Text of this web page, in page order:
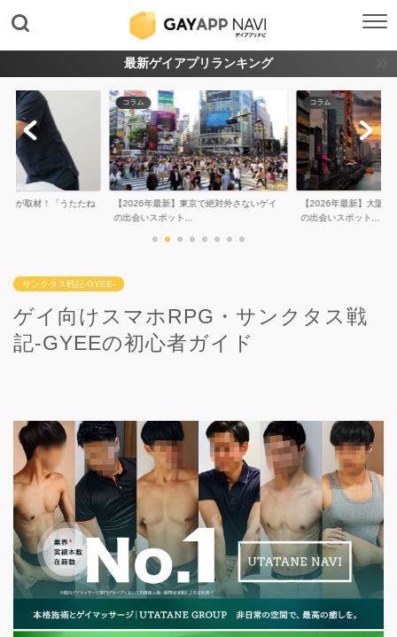
最新ゲイアプリランキング
長が取材！「うたたね
コラム
【2026年最新】東京で絶対外さないゲイ
の出会いスポット...
コラム
【2026年最新】大阪
の出会いスポット...
サンクタス戦記-GYEE-
ゲイ向けスマホRPG・サンクタス戦
記-GYEEの初心者ガイド